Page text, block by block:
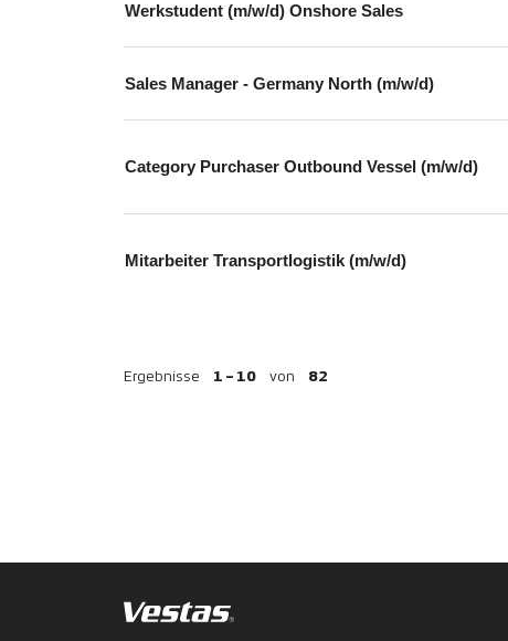
Werkstudent (m/w/d) Onshore Sales
Sales Manager - Germany North (m/w/d)
Category Purchaser Outbound Vessel (m/w/d)
Mitarbeiter Transportlogistik (m/w/d)
Ergebnisse 1 – 10 von 82